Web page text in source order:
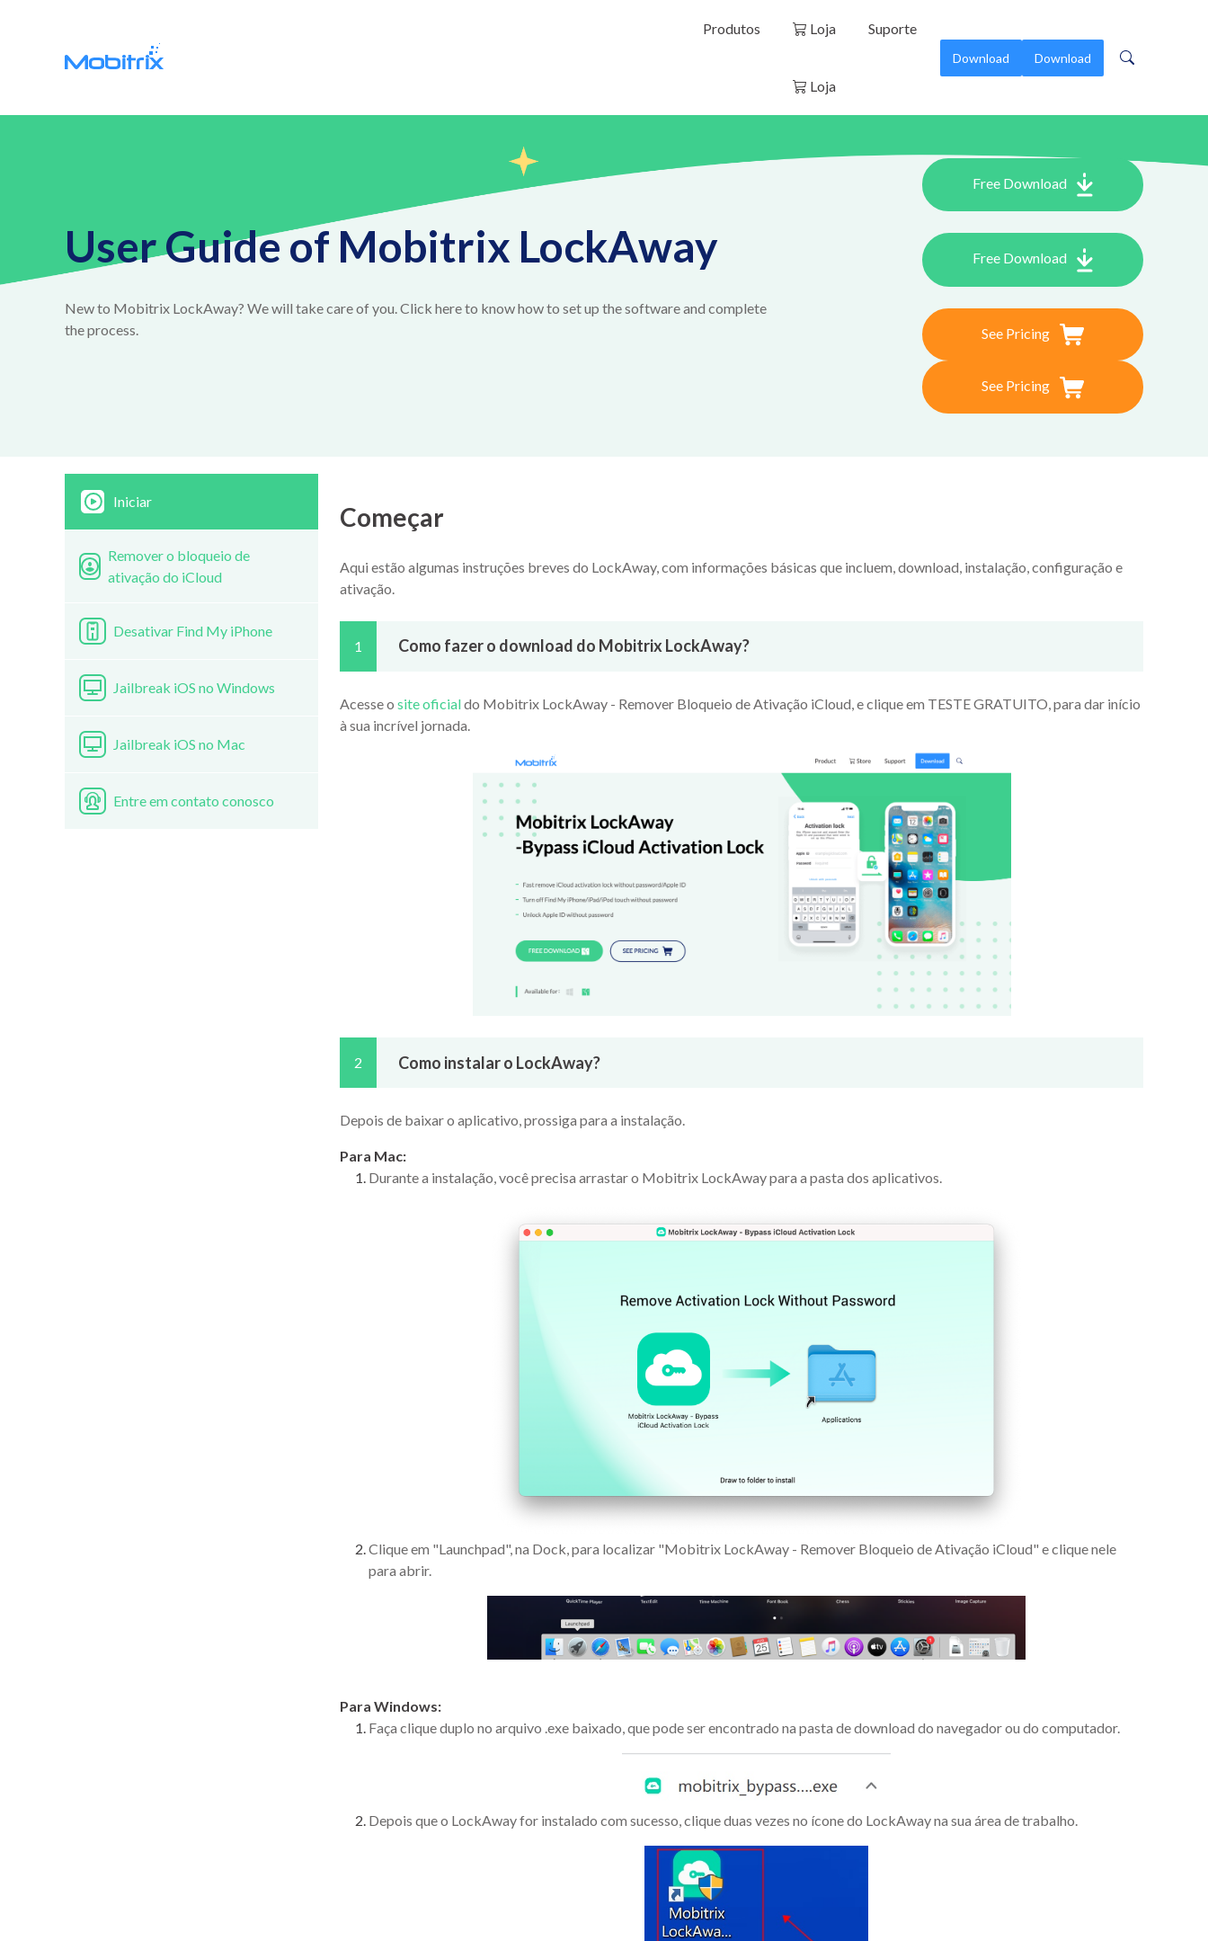
Produtos Loja
Loja
Suporte
Download Download
User Guide of Mobitrix LockAway
New to Mobitrix LockAway? We will take care of you. Click here to know how to set up the software and complete
the process.
Free Download
Free Download
See Pricing
See Pricing
Iniciar
Remover o bloqueio de
ativação do iCloud
Desativar Find My iPhone
Jailbreak iOS no Windows
Jailbreak iOS no Mac
Entre em contato conosco
Começar
Aqui estão algumas instruções breves do LockAway, com informações básicas que incluem, download, instalação, configuração e
ativação.
1 Como fazer o download do Mobitrix LockAway?
Acesse o site oficialdo Mobitrix LockAway - Remover Bloqueio de Ativação iCloud, e clique em TESTE GRATUITO, para dar início
à sua incrível jornada.
2 Como instalar o LockAway?
Depois de baixar o aplicativo, prossiga para a instalação.
Para Mac:
Durante a instalação, você precisa arrastar o Mobitrix LockAway para a pasta dos aplicativos.
Clique em "Launchpad", na Dock, para localizar "Mobitrix LockAway - Remover Bloqueio de Ativação iCloud" e clique nele
para abrir.
Para Windows:
Faça clique duplo no arquivo .exe baixado, que pode ser encontrado na pasta de download do navegador ou do computador.
Depois que o LockAway for instalado com sucesso, clique duas vezes no ícone do LockAway na sua área de trabalho.